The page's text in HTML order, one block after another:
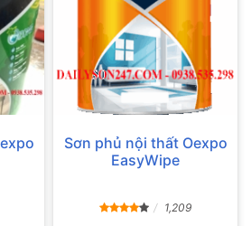
Sơn phủ nội thất Oexpo
EasyWipe
1,209